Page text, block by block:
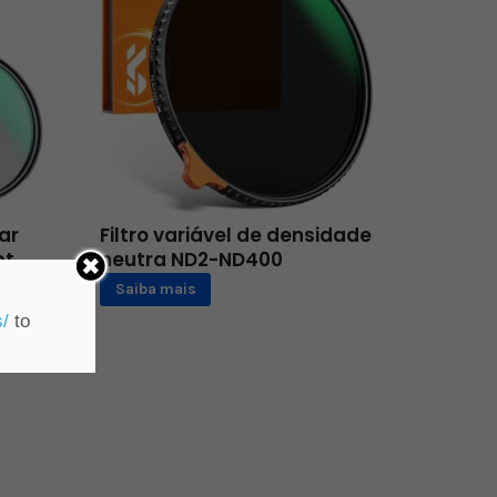
Filtro variável de densidade
neutra ND2-ND400
Saiba mais
to